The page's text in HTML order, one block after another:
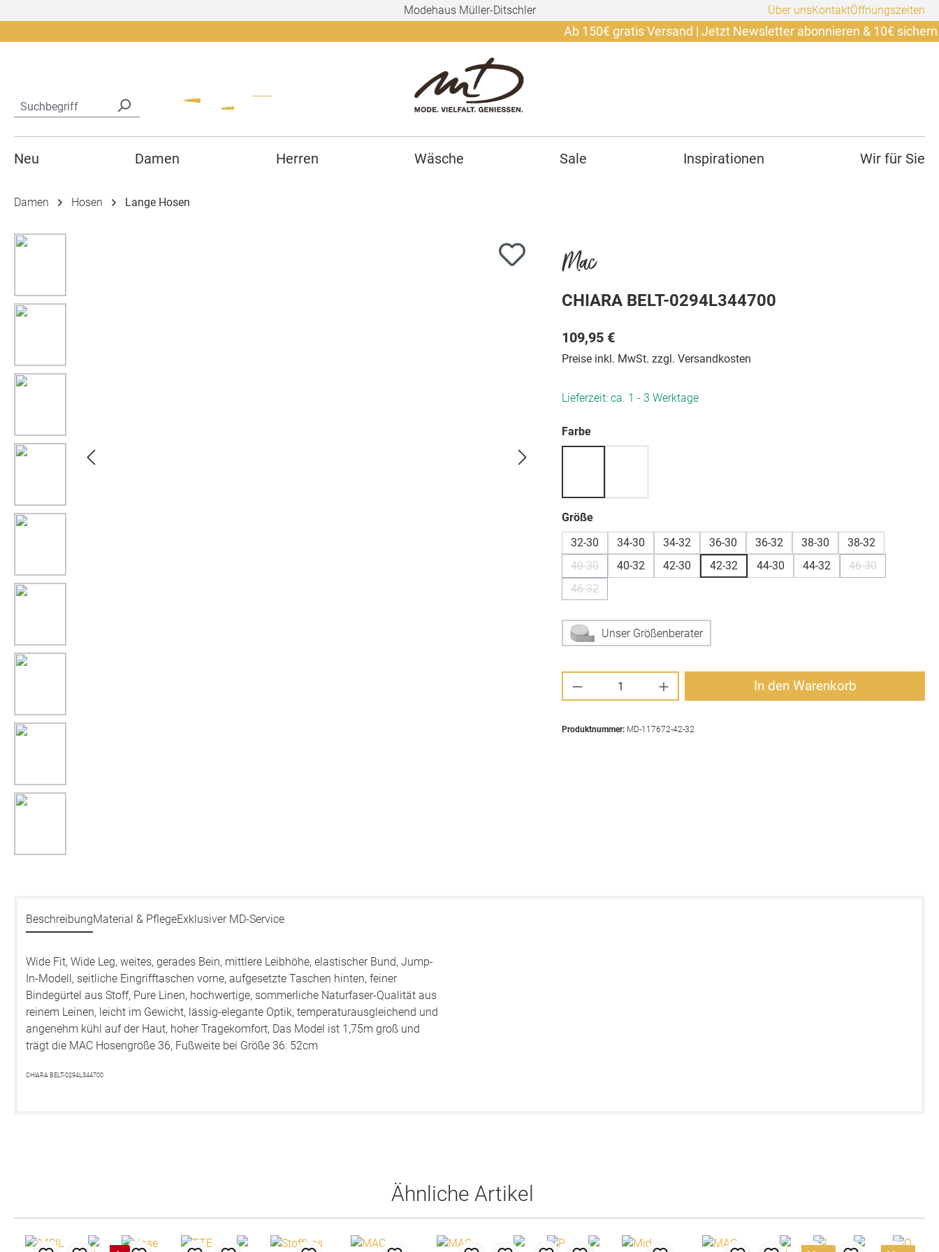
Modehaus Müller-Ditschler Über unsKontaktÖffnungszeiten
Ab 150€ gratis Versand | Jetzt Newsletter abonnieren & 10€ sichern. +++
Neu Damen Herren Wäsche Sale Inspirationen Wir für Sie
Damen Hosen Lange Hosen
Bildergalerie überspringen
Mac
CHIARA BELT-0294L344700
109,95 €
Preise inkl. MwSt. zzgl. Versandkosten
Lieferzeit: ca. 1 - 3 Werktage
Farbeauswählen
Größeauswählen
32-30
34-30 34-32 36-30 36-32 38-30
38-32
40-30
(Diese Option ist zurzeit nicht verfügbar.)
40-32 42-30 42-32 44-30 44-32 46-30
46-32
(Diese Option ist zurzeit nicht verfügbar.)
Unser Größenberater
Produkt Anzahl: Gib den gewünschten Wert ein
In den Warenkorb
Produktnummer: MD-117672-42-32
BeschreibungMaterial & PflegeExklusiver MD-Service
Wide Fit, Wide Leg, weites, gerades Bein, mittlere Leibhöhe, elastischer Bund, Jump-
In-Modell, seitliche Eingrifftaschen vorne, aufgesetzte Taschen hinten, feiner
Bindegürtel aus Stoff, Pure Linen, hochwertige, sommerliche Naturfaser-Qualität aus
reinem Leinen, leicht im Gewicht, lässig-elegante Optik, temperaturausgleichend und
angenehm kühl auf der Haut, hoher Tragekomfort, Das Model ist 1,75m groß und
trägt die MAC Hosengröße 36, Fußweite bei Größe 36: 52cm
CHIARA BELT-0294L344700
Ähnliche Artikel